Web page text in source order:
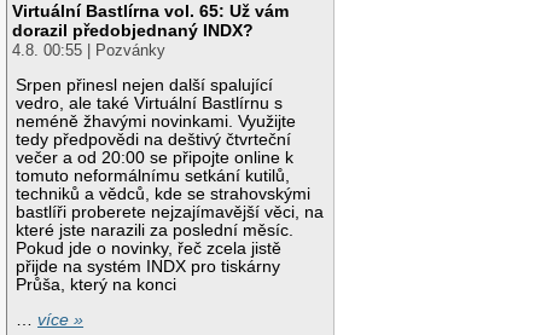
Virtuální Bastlírna vol. 65: Už vám
dorazil předobjednaný INDX?
4.8. 00:55 | Pozvánky
Srpen přinesl nejen další spalující
vedro, ale také Virtuální Bastlírnu s
neméně žhavými novinkami. Využijte
tedy předpovědi na deštivý čtvrteční
večer a od 20:00 se připojte online k
tomuto neformálnímu setkání kutilů,
techniků a vědců, kde se strahovskými
bastlíři proberete nejzajímavější věci, na
které jste narazili za poslední měsíc.
Pokud jde o novinky, řeč zcela jistě
přijde na systém INDX pro tiskárny
Průša, který na konci
…více »